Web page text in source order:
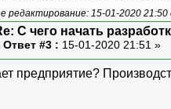
редактирование: 15-01-2020
С чего начать
Ответ #3 : 15-01-2020 21:51 »
предприятие?